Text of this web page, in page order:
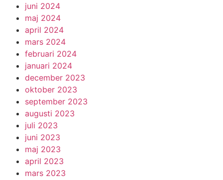
juni 2024
maj 2024
april 2024
mars 2024
februari 2024
januari 2024
december 2023
oktober 2023
september 2023
augusti 2023
juli 2023
juni 2023
maj 2023
april 2023
mars 2023